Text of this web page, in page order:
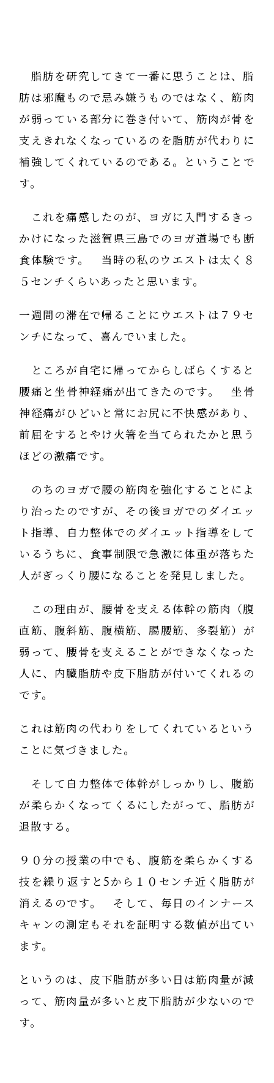
脂肪を研究してきて一番に思うことは、脂
肪は邪魔もので忌み嫌うものではなく、筋肉
が弱っている部分に巻き付いて、筋肉が骨を
支えきれなくなっているのを脂肪が代わりに
補強してくれているのである。ということで
す。
これを痛感したのが、ヨガに入門するきっ
かけになった滋賀県三島でのヨガ道場でも断
食体験です。 当時の私のウエストは太く８
５センチくらいあったと思います。
一週間の滞在で帰ることにウエストは７９セ
ンチになって、喜んでいました。
ところが自宅に帰ってからしばらくすると
腰痛と坐骨神経痛が出てきたのです。 坐骨
神経痛がひどいと常にお尻に不快感があり、
前屈をするとやけ火箸を当てられたかと思う
ほどの激痛です。
のちのヨガで腰の筋肉を強化することによ
り治ったのですが、その後ヨガでのダイエッ
ト指導、自力整体でのダイエット指導をして
いるうちに、食事制限で急激に体重が落ちた
人がぎっくり腰になることを発見しました。
この理由が、腰骨を支える体幹の筋肉（腹
直筋、腹斜筋、腹横筋、腸腰筋、多裂筋）が
弱って、腰骨を支えることができなくなった
人に、内臓脂肪や皮下脂肪が付いてくれるの
です。
これは筋肉の代わりをしてくれているという
ことに気づきました。
そして自力整体で体幹がしっかりし、腹筋
が柔らかくなってくるにしたがって、脂肪が
退散する。
９０分の授業の中でも、腹筋を柔らかくする
技を繰り返すと5から１０センチ近く脂肪が
消えるのです。 そして、毎日のインナース
キャンの測定もそれを証明する数値が出てい
ます。
というのは、皮下脂肪が多い日は筋肉量が減
って、筋肉量が多いと皮下脂肪が少ないので
す。